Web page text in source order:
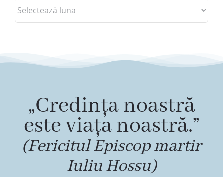
Arhive
„Credința noastră
este viața noastră.”
(Fericitul Episcop martir
Iuliu Hossu)